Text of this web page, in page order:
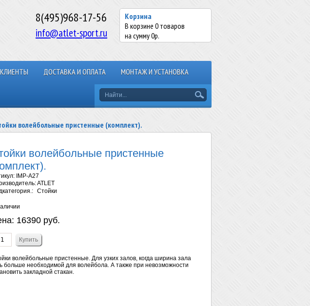
Корзина
В корзине 0 товаров
на сумму0р.
8(495)968-17-56
info@atlet-sport.ru
ДОСТАВКА И ОПЛАТА МОНТАЖ И УСТАНОВКА
волейбольные пристенные (комплект).
волейбольные пристенные
IMP-A27
ATLET
Стойки
16390 руб.
волейбольные пристенные. Для узких залов, когда ширина зала
больше необходимой для волейбола. А также при невозможности
закладной стакан.